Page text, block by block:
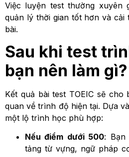
Việc luyện test thường xuyên
quản lý thời gian tốt hơn và
bài.
Sau khi test
bạn nên làm gì?
Kết quả bài test TOEIC sẽ
quan về trình độ hiện tại. Dựa
một lộ trình học phù hợp:
Nếu điểm dưới 500: Bạn
tảng từ vựng, ngữ pháp